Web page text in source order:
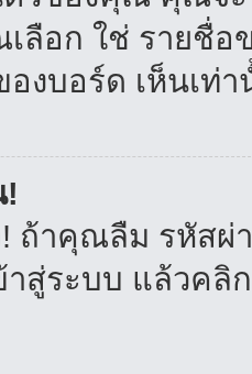
ลือก ใช่ รายชื่
องบอร์ด เห็นเ
ถ้าคุณลืม รหัสผ่
าสู่ระบบ แล้วค